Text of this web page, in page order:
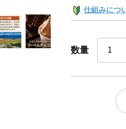
仕組みにつ
数量